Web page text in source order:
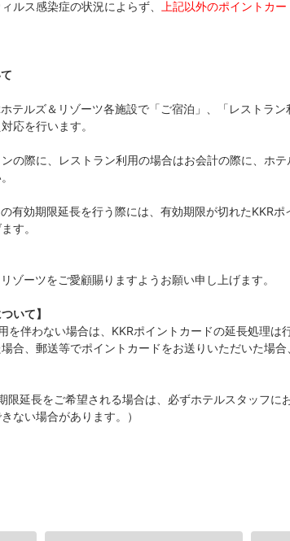
ルス感染症の状況によらず、
上記以外のポイントカ
テルズ＆リゾーツ各施設で「ご宿泊」、「レストラン
応を行います。
の際に、レストラン利用の場合はお会計の際に、ホ
有効期限延長を行う際には、有効期限が切れたKKRポ
す。
ゾーツをご愛顧賜りますようお願い申し上げます。
いて】
を伴わない場合は、KKRポイントカードの延長処理は
合、郵送等でポイントカードをお送りいただいた場合
限延長をご希望される場合は、必ずホテルスタッフに
ない場合があります。）